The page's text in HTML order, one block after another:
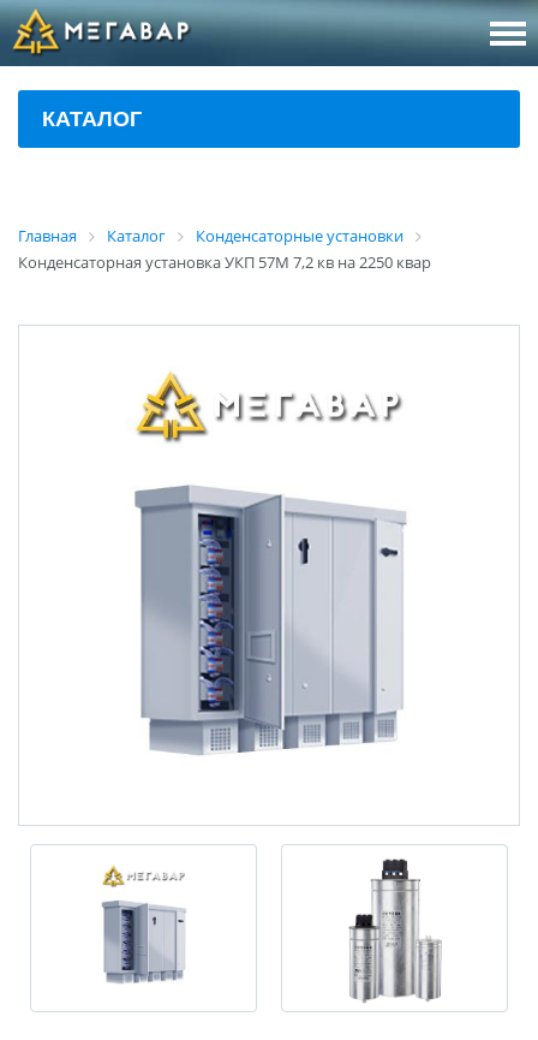
8
КАТАЛОГ
Главная Каталог
Конденсаторные установки
Конденсаторная установка УКП 57М 7,2 кв на 2250 квар